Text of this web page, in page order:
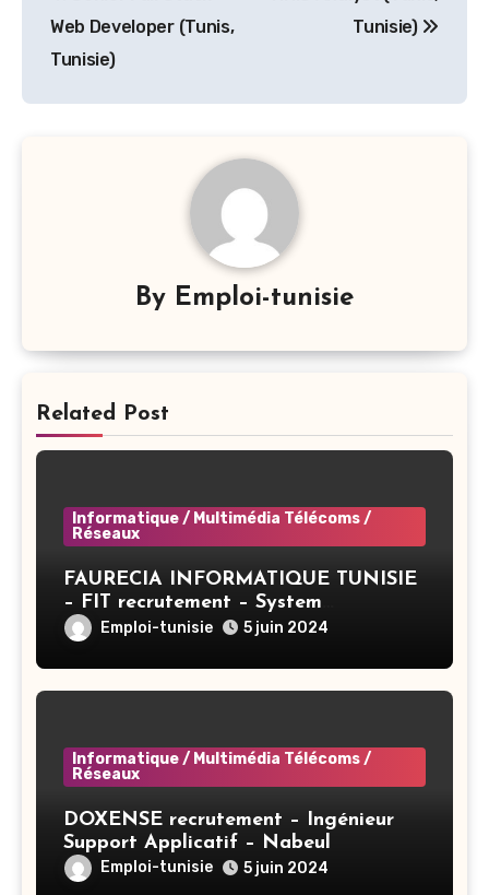
de
l’article
Web Developer (Tunis,
Tunisie)
Tunisie)
By Emploi-tunisie
Related Post
Informatique / Multimédia Télécoms /
Réseaux
FAURECIA INFORMATIQUE TUNISIE
– FIT recrutement – System
Administrator BAC+3 (CIVP) – Tunis
Emploi-tunisie 5 juin 2024
Informatique / Multimédia Télécoms /
Réseaux
DOXENSE recrutement – Ingénieur
Support Applicatif – Nabeul
Emploi-tunisie 5 juin 2024